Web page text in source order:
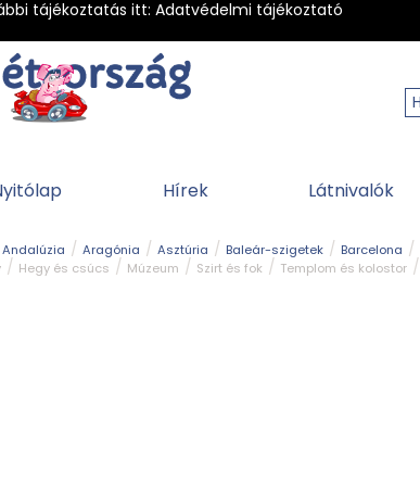
tájékoztatás itt: Adatvédelmi tájékoztató
Hírek Látnivalók
Andalúzia Aragónia Asztúria Baleár-szigetek Barcelona
Hegy és csúcs Múzeum Szirt és fok Templom és kolostor